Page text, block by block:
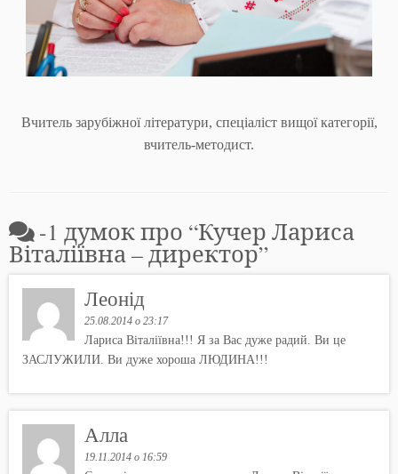
Вчитель зарубіжної літератури, спеціаліст вищої категорії,
вчитель-методист.
-1 думок про “Кучер Лариса
Віталіївна – директор”
Леонід
25.08.2014 о 23:17
Лариса Віталіївна!!! Я за Вас дуже радий. Ви це
ЗАСЛУЖИЛИ. Ви дуже хороша ЛЮДИНА!!!
Алла
19.11.2014 о 16:59